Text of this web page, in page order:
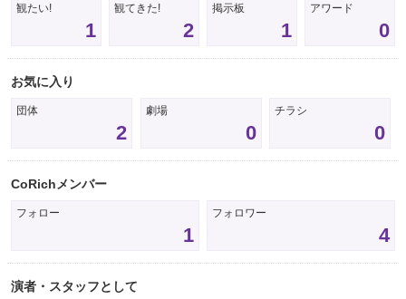
観たい!
1
観てきた!
2
掲示板
1
アワード
0
お気に入り
団体
2
劇場
0
チラシ
0
CoRichメンバー
フォロー
1
フォロワー
4
演者・スタッフとして